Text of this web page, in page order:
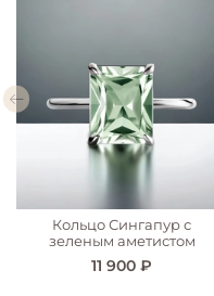
Кольцо Сингапур с
зеленым аметистом
11 900 ₽